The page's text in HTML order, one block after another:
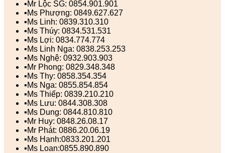
▪️Mr Lộc SG: 0854.901.901
▪️Ms Phượng: 0849.627.627
▪️Ms Linh: 0839.310.310
▪️Ms Thúy: 0834.531.531
▪️Ms Lợi: 0834.774.774
▪️Ms Linh Nga: 0838.253.253
▪️Ms Nghệ: 0932.903.903
▪️Mr Phong: 0829.348.348
▪️Ms Thy: 0858.354.354
▪️Ms Nga: 0855.854.854
▪️Ms Thiếp: 0839.210.210
▪️Ms Lưu: 0844.308.308
▪️Ms Dung: 0844.810.810
▪️Mr Huy: 0848.26.08.17
▪️Mr Phát: 0886.20.06.19
▪️Ms Hạnh:0833.201.201
▪️Ms Loan:0855.890.890